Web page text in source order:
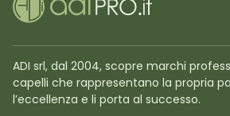
ADI srl, dal 2004, scopre marchi
capelli che rappresentano la propria
l’eccellenza e li porta al successo.